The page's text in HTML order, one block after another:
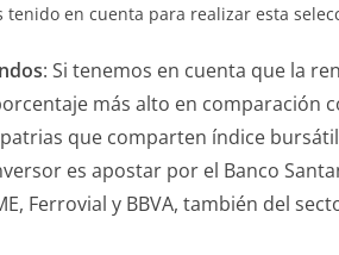
en cuenta para realizar esta
: Si tenemos en cuenta que la
más alto en comparación
que comparten índice
es apostar por el Banco
Ferrovial y BBVA, también del